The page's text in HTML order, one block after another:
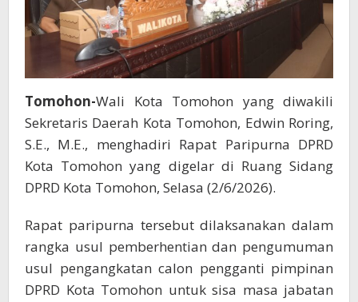
Tomohon-Wali Kota Tomohon yang diwakili
Sekretaris Daerah Kota Tomohon, Edwin Roring,
S.E., M.E., menghadiri Rapat Paripurna DPRD
Kota Tomohon yang digelar di Ruang Sidang
DPRD Kota Tomohon, Selasa (2/6/2026).
Rapat paripurna tersebut dilaksanakan dalam
rangka usul pemberhentian dan pengumuman
usul pengangkatan calon pengganti pimpinan
DPRD Kota Tomohon untuk sisa masa jabatan